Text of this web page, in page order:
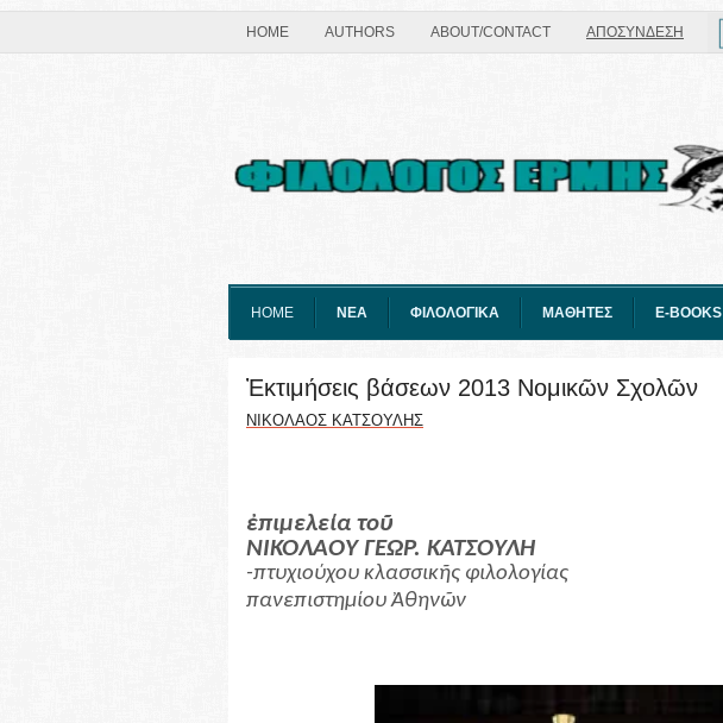
HOME AUTHORS ABOUT/CONTACT ΑΠΟΣΥΝΔΕΣΗ
HOME ΝΕΑ ΦΙΛΟΛΟΓΙΚΑ ΜΑΘΗΤΕΣ E-BOOKS
Ἐκτιμήσεις βάσεων 2013 Νομικῶν Σχολῶν
ΝΙΚΟΛΑΟΣ ΚΑΤΣΟΥΛΗΣ
ἐπιμελεία τοῦ
ΝΙΚΟΛΑΟΥ ΓΕΩΡ. ΚΑΤΣΟΥΛΗ
-πτυχιούχου κλασσικῆς φιλολογίας
πανεπιστημίου Ἀθηνῶν